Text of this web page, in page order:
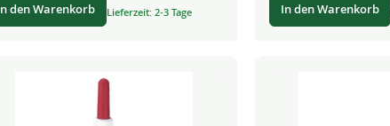
den Warenkorb Lieferzeit: 2-3 Tage In den Warenkorb